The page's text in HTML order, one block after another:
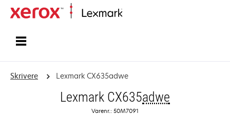
Skrivere Lexmark CX635adwe
Lexmark CX635adwe
Varenr.: 50M7091